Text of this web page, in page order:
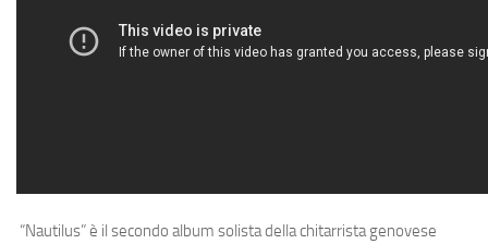
“Nautilus” è il secondo album solista della chitarrista genovese